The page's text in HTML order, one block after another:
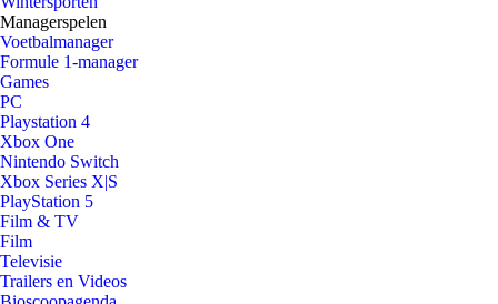
Managerspelen
Voetbalmanager
Formule 1-manager
Games
PC
Playstation 4
Xbox One
Nintendo Switch
Xbox Series X|S
PlayStation 5
Film & TV
Film
Televisie
Trailers en Videos